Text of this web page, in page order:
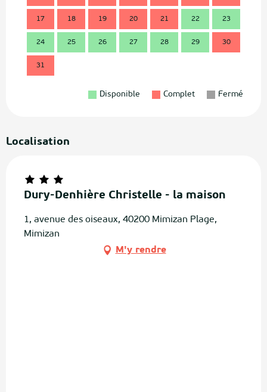
17 18 19 20 21 22 23
24 25 26 27 28 29 30
31
Disponible Complet Fermé
Localisation
Dury-Denhière Christelle - la maison
1, avenue des oiseaux, 40200 Mimizan Plage,
Mimizan
M'y rendre